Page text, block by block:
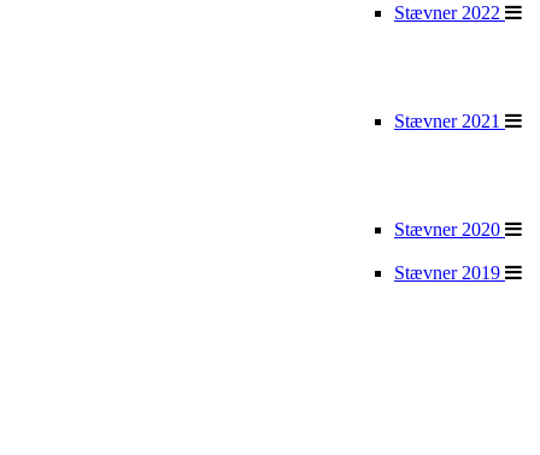
Stævner 2022
Stævner 2021
Stævner 2020
Stævner 2019